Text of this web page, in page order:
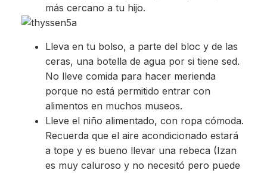
más cercano a tu hijo.
Lleva en tu bolso, a parte del bloc y de las
ceras, una botella de agua por si tiene sed.
No lleve comida para hacer merienda
porque no está permitido entrar con
alimentos en muchos museos.
Lleve el niño alimentado, con ropa cómoda.
Recuerda que el aire acondicionado estará
a tope y es bueno llevar una rebeca (Izan
es muy caluroso y no necesitó pero puede